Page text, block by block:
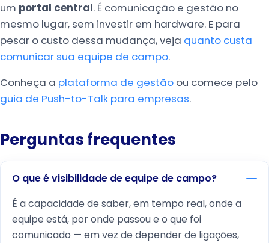
um portal central. É comunicação e gestão no
mesmo lugar, sem investir em hardware. E para
pesar o custo dessa mudança, veja quanto custa
comunicar sua equipe de campo.
Conheça a plataforma de gestão ou comece pelo
guia de Push-to-Talk para empresas.
Perguntas frequentes
O que é visibilidade de equipe de campo?
É a capacidade de saber, em tempo real, onde a
equipe está, por onde passou e o que foi
comunicado — em vez de depender de ligações,